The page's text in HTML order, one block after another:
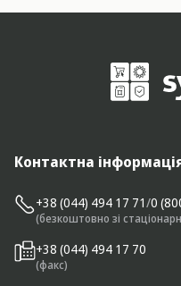
Контактна
+38 (044) 494 17 71/0
(безкоштовно зі
+38 (044) 494 17 70
(факс)